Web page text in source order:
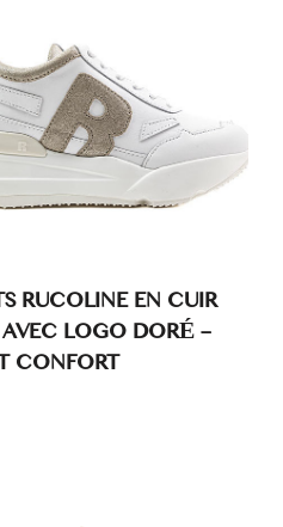
RUCOLINE EN CUIR
LOGO DORÉ –
CONFORT